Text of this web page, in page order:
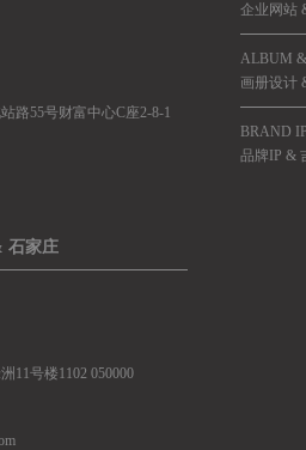
路55号财富中心C座2-8-1
石家庄
11号楼1102 050000
企业网站
ALBUM
画册设计
BRAND
品牌IP &